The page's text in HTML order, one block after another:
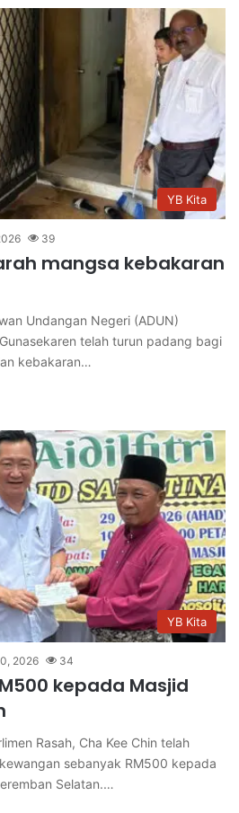
YB Kita
39
mangsa kebakaran
Undangan Negeri (ADUN)
telah turun padang bagi
kebakaran…
YB Kita
2026 34
kepada Masjid
Rasah, Cha Kee Chin telah
sebanyak RM500 kepada
Selatan.…